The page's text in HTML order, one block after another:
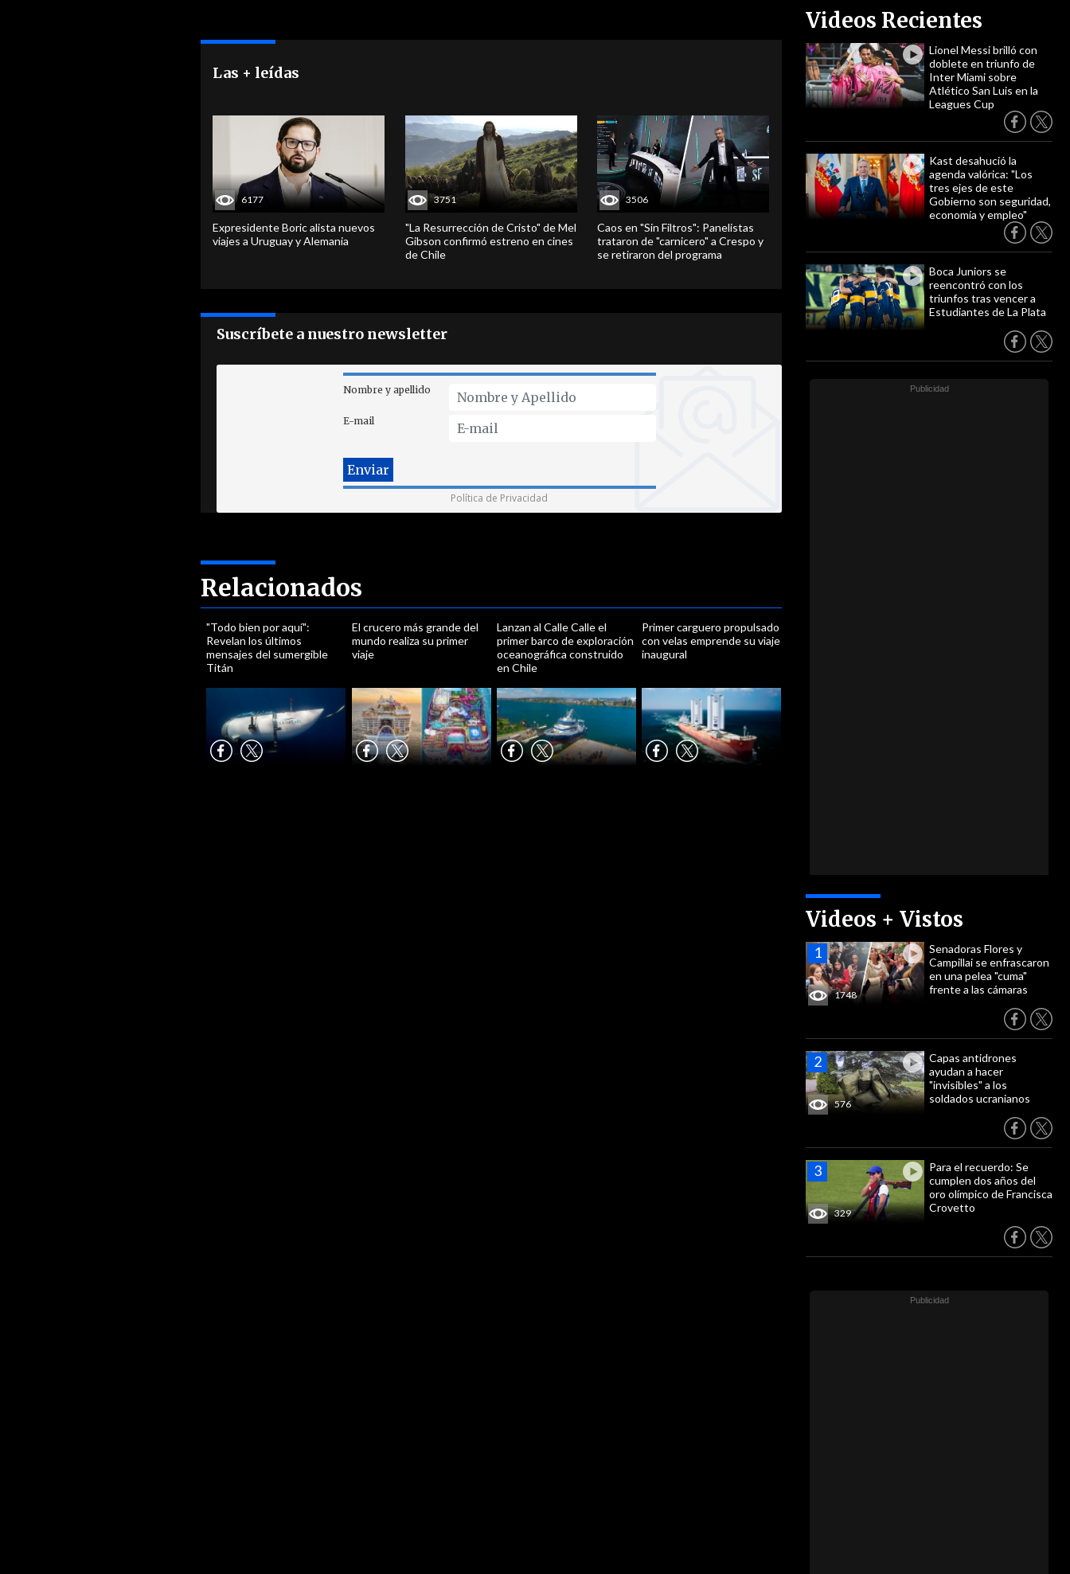
Videos Recientes
Lionel Messi brilló con
doblete en triunfo de
Inter Miami sobre
Atlético San Luis en la
Leagues Cup
Kast desahució la
agenda valórica: "Los
tres ejes de este
Gobierno son seguridad,
economía y empleo"
Boca Juniors se
reencontró con los
triunfos tras vencer a
Estudiantes de La Plata
Videos + Vistos
1748
Senadoras Flores y
Campillai se enfrascaron
en una pelea "cuma"
frente a las cámaras
576
Capas antidrones
ayudan a hacer
"invisibles" a los
soldados ucranianos
329
Para el recuerdo: Se
cumplen dos años del
oro olímpico de Francisca
Crovetto
Las + leídas
6177
Expresidente Boric alista nuevos
viajes a Uruguay y Alemania
3751
"La Resurrección de Cristo" de Mel
Gibson confirmó estreno en cines
de Chile
3506
Caos en "Sin Filtros": Panelistas
trataron de "carnicero" a Crespo y
se retiraron del programa
Suscríbete a nuestro newsletter
Nombre y apellido
E-mail
Política de Privacidad
Relacionados
"Todo bien por aquí":
Revelan los últimos
mensajes del sumergible
Titán
El crucero más grande del
mundo realiza su primer
viaje
Lanzan al Calle Calle el
primer barco de exploración
oceanográfica construido
en Chile
Primer carguero propulsado
con velas emprende su viaje
inaugural